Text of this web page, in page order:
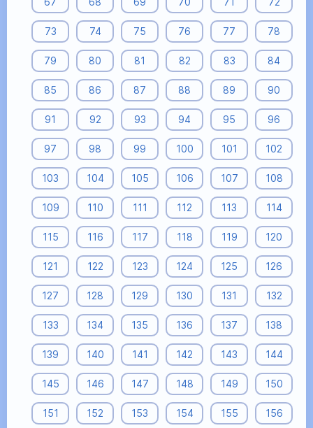
73 74 75 76 77 78
79 80 81 82 83 84
85 86 87 88 89 90
91 92 93 94 95 96
97 98 99 100 101 102
103 104 105 106 107 108
109 110 111 112 113 114
115 116 117 118 119 120
121 122 123 124 125 126
127 128 129 130 131 132
133 134 135 136 137 138
139 140 141 142 143 144
145 146 147 148 149 150
151 152 153 154 155 156